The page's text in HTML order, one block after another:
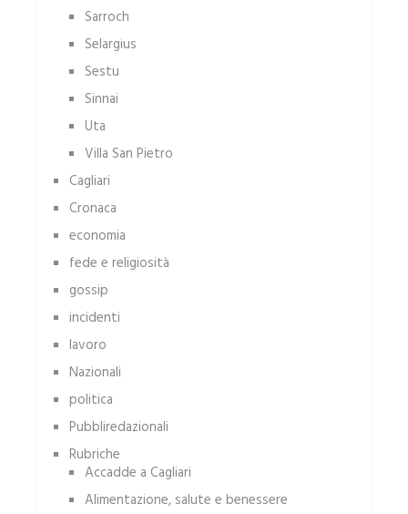
Sarroch
Selargius
Sestu
Sinnai
Uta
Villa San Pietro
Cagliari
Cronaca
economia
fede e religiosità
gossip
incidenti
lavoro
Nazionali
politica
Pubbliredazionali
Rubriche
Accadde a Cagliari
Alimentazione, salute e benessere